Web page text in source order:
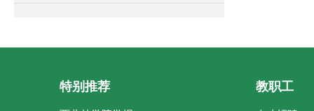
特别推荐 教职工